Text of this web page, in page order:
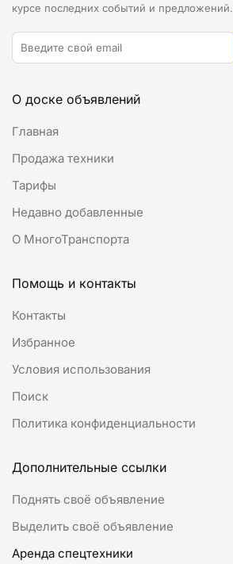
курсе последних событий и предложений.
О доске объявлений
Главная
Продажа техники
Тарифы
Недавно добавленные
О МногоТранспорта
Помощь и контакты
Контакты
Избранное
Условия использования
Поиск
Политика конфиденциальности
Дополнительные ссылки
Поднять своё объявление
Выделить своё объявление
Аренда спецтехники